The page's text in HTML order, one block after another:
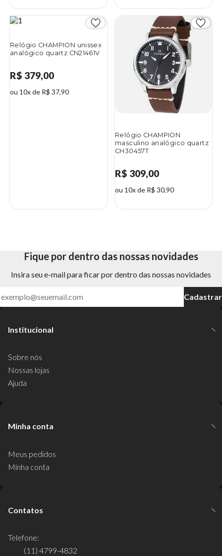
Relógio CHAMPION unissex
analógico quartz CN21461V
R$ 379,00
ou 10x de R$ 37,90
Relógio CHAMPION
masculino analógico quartz
CH30457T
R$ 309,00
ou 10x de R$ 30,90
Fique por dentro das nossas novidades
Insira seu e-mail para ficar por dentro das nossas novidades
Cadastrar
Institucional
Sobre nós
Nossas lojas
Ajuda
Minha conta
Meus pedidos
Minha conta
Contatos
Telefone:
(11) 4799-4832